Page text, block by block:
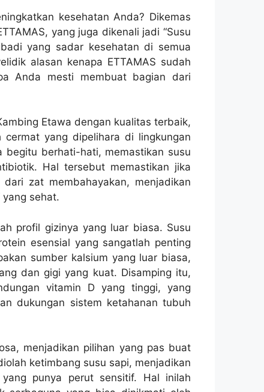
kesehatan Anda? Dikemas
yang juga dikenali jadi “Susu
yang sadar kesehatan di semua
alasan kenapa ETTAMAS sudah
Anda mesti membuat bagian dari
Etawa dengan kualitas terbaik,
yang dipelihara di lingkungan
begitu berhati-hati, memastikan susu
Hal tersebut memastikan jika
zat membahayakan, menjadikan
sehat.
profil gizinya yang luar biasa. Susu
esensial yang sangatlah penting
sumber kalsium yang luar biasa,
dan gigi yang kuat. Disamping itu,
vitamin D yang tinggi, yang
dukungan sistem ketahanan tubuh
menjadikan pilihan yang pas buat
ketimbang susu sapi, menjadikan
punya perut sensitif. Hal inilah